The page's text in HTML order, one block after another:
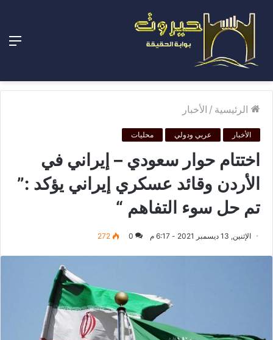
الرئيسية / الأخبار
الأخبار عربي ودولي محليات
اختتام حوار سعودي – إيراني في
الأردن وقائد عسكري إيراني يؤكد :”
تم حل سوء التفاهم “
الإثنين, 13 ديسمبر 2021 - 6:17 م 0
272